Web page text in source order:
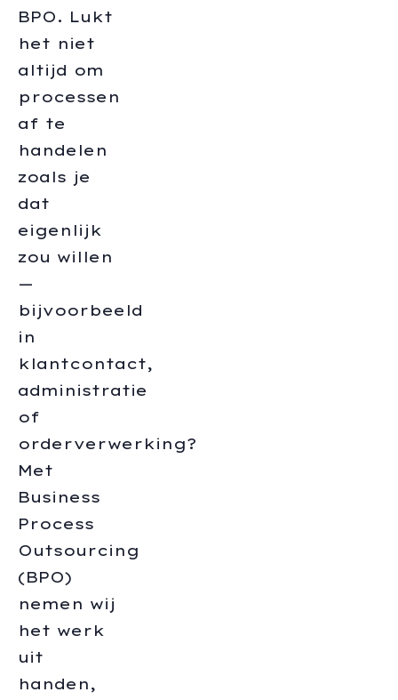
BPO. Lukt
het niet
altijd om
processen
af te
handelen
zoals je
dat
eigenlijk
zou willen
—
bijvoorbeeld
in
klantcontact,
administratie
of
orderverwerking?
Met
Business
Process
Outsourcing
(BPO)
nemen wij
het werk
uit
handen,